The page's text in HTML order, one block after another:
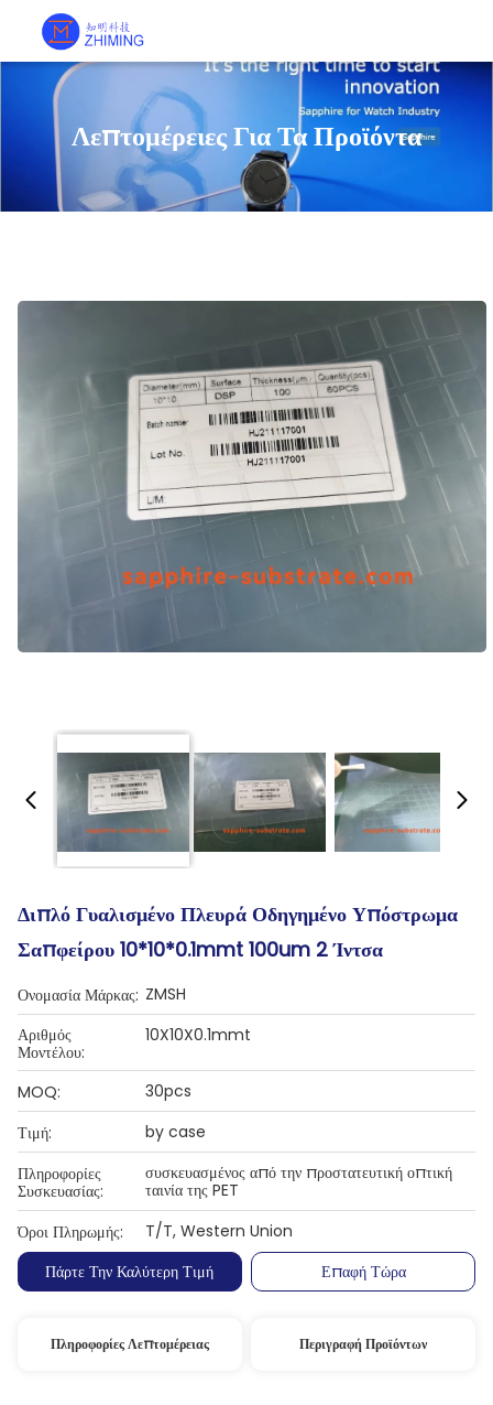
Λεπτομέρειες Για Τα Προϊόντα
Διπλό Γυαλισμένο Πλευρά Οδηγημένο Υπόστρωμα
Σαπφείρου 10*10*0.1mmt 100um 2 Ίντσα
Ονομασία Μάρκας: ZMSH
Αριθμός
Μοντέλου:
10X10X0.1mmt
MOQ:
30pcs
Τιμή:
by case
Πληροφορίες
Συσκευασίας:
συσκευασμένος από την προστατευτική οπτική
ταινία της PET
Όροι Πληρωμής:
T/T, Western Union
Πάρτε Την Καλύτερη Τιμή
Επαφή Τώρα
Πληροφορίες Λεπτομέρειας Περιγραφή Προϊόντων